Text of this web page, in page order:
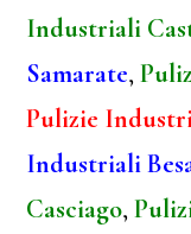
Industriali
Samarate,
Pulizie
Industriali
Casciago,